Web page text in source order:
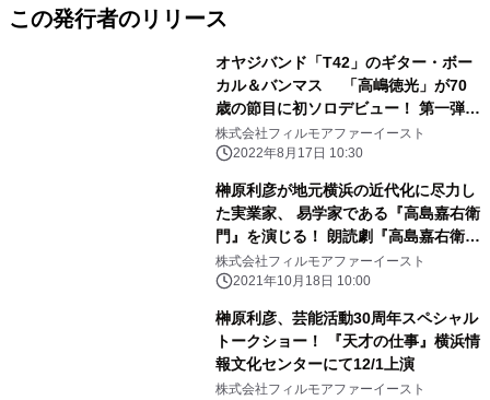
この発行者のリリース
オヤジバンド「T42」のギター・ボー
カル＆バンマス 「高嶋徳光」が70
歳の節目に初ソロデビュー！ 第一弾
「愛する音／恋する愛のうた」8/17デ
ジタル配信スタート！
株式会社フィルモアファーイースト
2022年8月17日 10:30
榊原利彦が地元横浜の近代化に尽力し
た実業家、 易学家である『高島嘉右衛
門』を演じる！ 朗読劇『高島嘉右衛門
列伝 横濱之龍神』 横浜関内ホールに
て10/26-27上演
株式会社フィルモアファーイースト
2021年10月18日 10:00
榊原利彦、芸能活動30周年スペシャル
トークショー！ 『天才の仕事』横浜情
報文化センターにて12/1上演
株式会社フィルモアファーイースト